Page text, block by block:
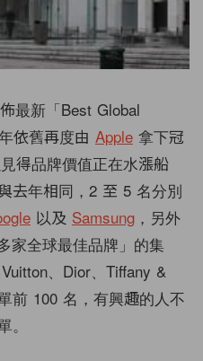
最新「Best Global
依舊再度由 Apple 拿下冠
得品牌價值正在水漲船
去年相同，2 至 5 名分別
以及 Samsung ，另外
家全球最佳品牌」的集
、Dior、Tiffany &
前 100 名，有興趣的人不